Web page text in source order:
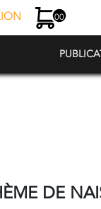
00
DE